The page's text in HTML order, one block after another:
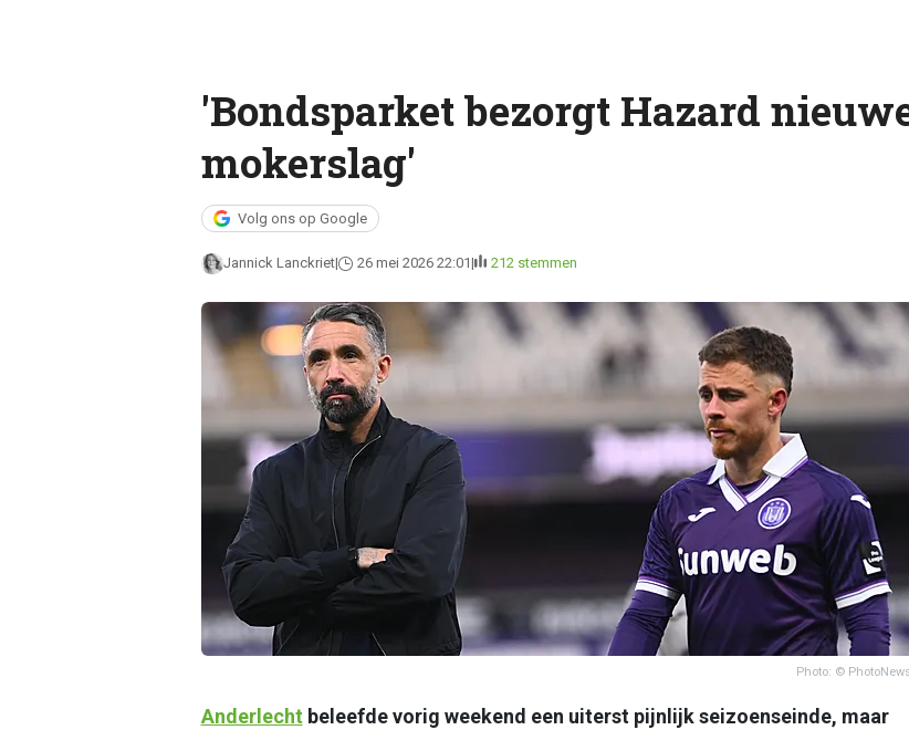
'Bondsparket bezorgt Hazard
mokerslag'
Volg ons op Google
Jannick Lanckriet 26 mei 2026 22:01 212 stemmen
Photo: ©
Anderlecht beleefde vorig weekend een uiterst pijnlijk seizoenseinde, maar